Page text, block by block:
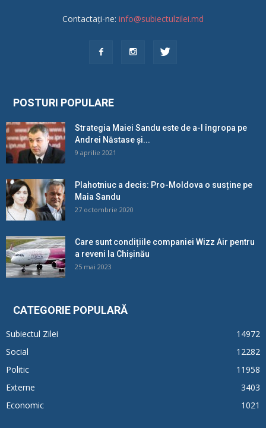
Contactați-ne: info@subiectulzilei.md
POSTURI POPULARE
Strategia Maiei Sandu este de a-l îngropa pe
Andrei Năstase și...
9 aprilie 2021
Plahotniuc a decis: Pro-Moldova o susține pe
Maia Sandu
27 octombrie 2020
Care sunt condițiile companiei Wizz Air pentru
a reveni la Chișinău
25 mai 2023
CATEGORIE POPULARĂ
Subiectul Zilei
14972
Social
12282
Politic
11958
Externe
3403
Economic
1021